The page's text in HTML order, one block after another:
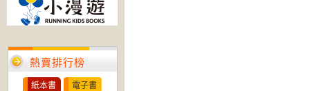
熱賣排行榜
紙本書 電子書